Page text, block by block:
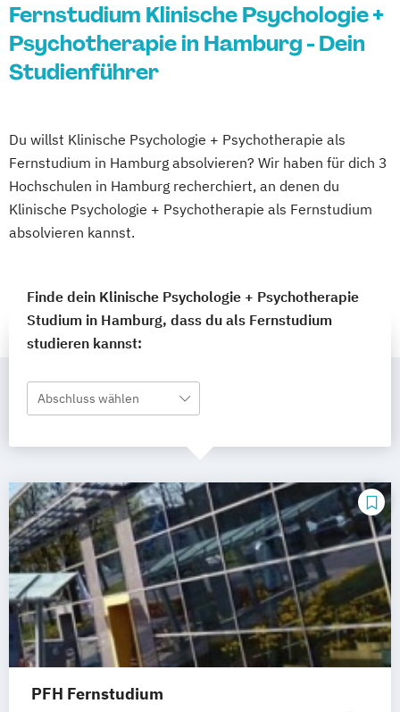
Fernstudium Klinische Psychologie +
Psychotherapie in Hamburg - Dein
Studienführer
Du willst Klinische Psychologie + Psychotherapie als
Fernstudium in Hamburg absolvieren? Wir haben für dich 3
Hochschulen in Hamburg recherchiert, an denen du
Klinische Psychologie + Psychotherapie als Fernstudium
absolvieren kannst.
Finde dein Klinische Psychologie + Psychotherapie
Studium in Hamburg, dass du als Fernstudium
studieren kannst:
Abschluss wählen
PFH Fernstudium